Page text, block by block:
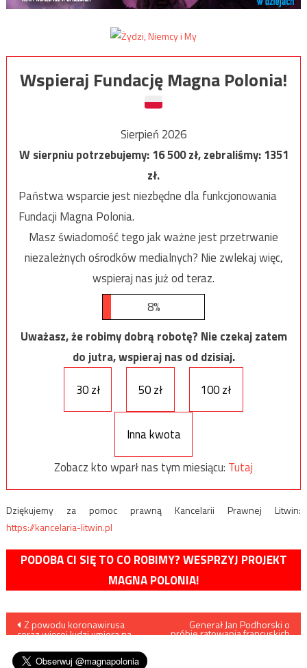
Wspieraj Fundację Magna Polonia!
Sierpień 2026
W sierpniu potrzebujemy:16 500zł, zebraliśmy:1351
zł.
Państwa wsparcie jest niezbędne dla funkcjonowania
Fundacji Magna Polonia.
Masz świadomość tego jak ważne jest przetrwanie
niezależnych ośrodków medialnych? Nie zwlekaj więc,
wspieraj nas już od teraz.
8%
Uważasz, że robimy dobrą robotę? Nie czekaj zatem
do jutra, wspieraj nas od dzisiaj.
30 zł
50 zł 100 zł
Inna kwota
Zobacz kto wparł nas tym miesiącu: Tutaj
Dziękujemy za pomoc prawną Kancelarii Prawnej Litwin:
https://kancelaria-litwin.pl
PODOBA CI SIĘ TO CO ROBIMY? WESPRZYJ PROJEKT
MAGNA POLONIA!
Nawigacja
wpisu
Z powodu koronawirusa
coraz więcej ludzi umiera na
Generał Jan Podhorski o
próbie ratowania francuskich